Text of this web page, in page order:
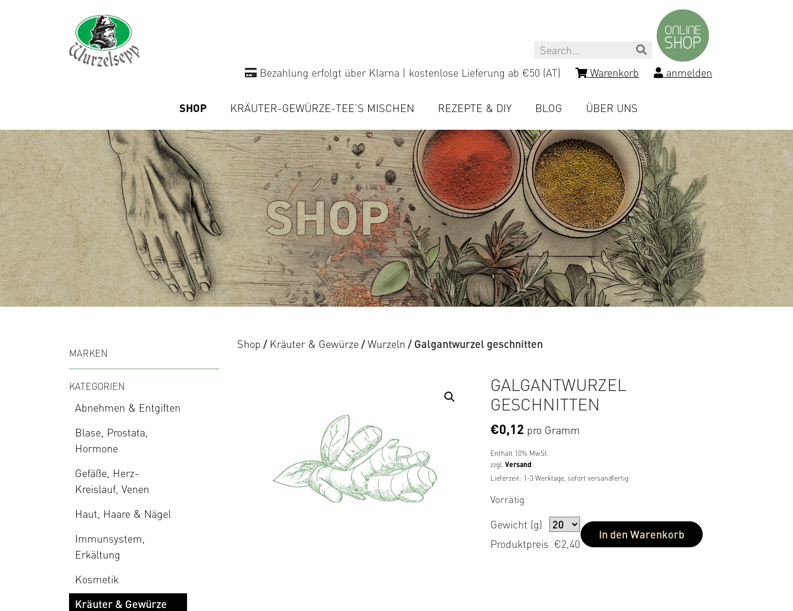
Search
Bezahlung erfolgt über Klarna | kostenlose Lieferung ab €50 (AT)
Warenkorb anmelden
SHOP KRÄUTER-GEWÜRZE-TEE’S MISCHEN REZEPTE & DIY BLOG ÜBER UNS
MARKEN
KATEGORIEN
Abnehmen & Entgiften
Blase, Prostata,
Hormone
Gefäße, Herz-
Kreislauf, Venen
Haut, Haare & Nägel
Immunsystem,
Erkältung
Kosmetik
Kräuter & Gewürze
Shop / Kräuter & Gewürze /Wurzeln / Galgantwurzel geschnitten
GALGANTWURZEL
GESCHNITTEN
€0,12 pro Gramm
Enthält 10% MwSt.
zzgl. Versand
Lieferzeit: 1-3 Werktage, sofort versandfertig
Vorrätig
Gewicht (g)
Produktpreis €2,40
In den Warenkorb